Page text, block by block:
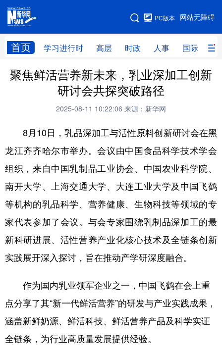
网站无障碍
PC版本
首页 学习进行时 高层 时政 人事 国际 财
网站地图
学习进行时 高层 时政 人事
财经 网评
科技 科创 量子 体育
文化 书画 健康 军事
法律 中央文件 金融 汽车
食品 人居 信息化 数字经济
学术中国 乡村振兴 银龄 溯源中国
城市 旅游 能源 会展
彩票 娱乐 时尚 悦读
公益 一带一路 亚太网 上市公司
文化产业
聚焦鲜活营养新未来，乳业深加工创新
研讨会共探突破路径
2025-08-11 10:22:06 来源：新华网
8月10日，乳品深加工与活性原料创新研讨会在黑
龙江齐齐哈尔市举办。会议由中国食品科学技术学会
组织，来自中国乳制品工业协会、中国农业科学院、
南开大学、上海交通大学、大连工业大学及中国飞鹤
等机构的乳品科学、营养健康、生物科技等领域的专
家代表参加了会议。与会专家围绕乳制品深加工的最
新科研进展、活性营养产业化核心技术及全链条创新
实践展开深入探讨，旨在推动产学研深度融合。
作为国内乳业领军企业之一，中国飞鹤在会上重
点分享了其“新一代鲜活营养”的研发与产业实践成果，
涵盖新鲜奶源、鲜活科技、鲜活营养产品及科学实证
全链条，为行业高质量发展提供经验。